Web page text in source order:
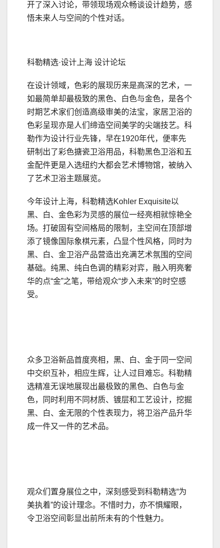
开了深入讨论，带领现场观众畅谈设计趋势，感
悟未来人与空间的个性对话。
科勒精选·设计上海 设计论坛
在设计领域，色彩的展现历来是高深的艺术，一
如最简单却最极致的黑色、白色与金色，是各个
时期艺术家们创造高级审美的法宝，家居卫浴的
色彩呈现亦是人们缔造空间美学的尖端技艺。科
勒作为设计行业先锋，早在1920年代，便率先
研制出了彩色搪瓷卫浴用品，科勒黑色卫浴和五
金配件更是入选纽约大都会艺术博物馆，被纳入
了艺术卫浴主题展览。
今年设计上海，科勒精选Kohler Exquisite以
黑、白、金色彩为灵感的展位一经亮相就惊艳全
场。打破固有空间格局的限制，主空间在顶部增
添了镜像国际象棋元素，凸显个性风格，同时为
黑、白、金卫浴产品营造出充满艺术氛围的空间
基础。纯黑、纯白色调的精彩对弈，融入明亮奢
华的点“金”之笔，带给观众“步入未来”的时空感
受。
众多卫浴新品首度亮相，黑、白、金于同一空间
中交织互补，相应生辉，让人过目难忘。科勒精
选精准无误地展现出最极致的黑色、白色与金
色，同时利用不同材质、镀层和工艺设计，挖掘
黑、白、金无限的个性表现力，将卫浴产品升华
成一件又一件的艺术品。
观众们置身展位之中，深刻感受到科勒精选“为
美执着”的设计理念。不惜时力，亦不惧耀眼，
令卫浴空间彰显出前所未有的个性魅力。